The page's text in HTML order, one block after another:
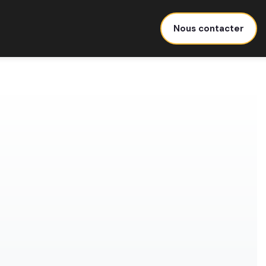
Nous contacter